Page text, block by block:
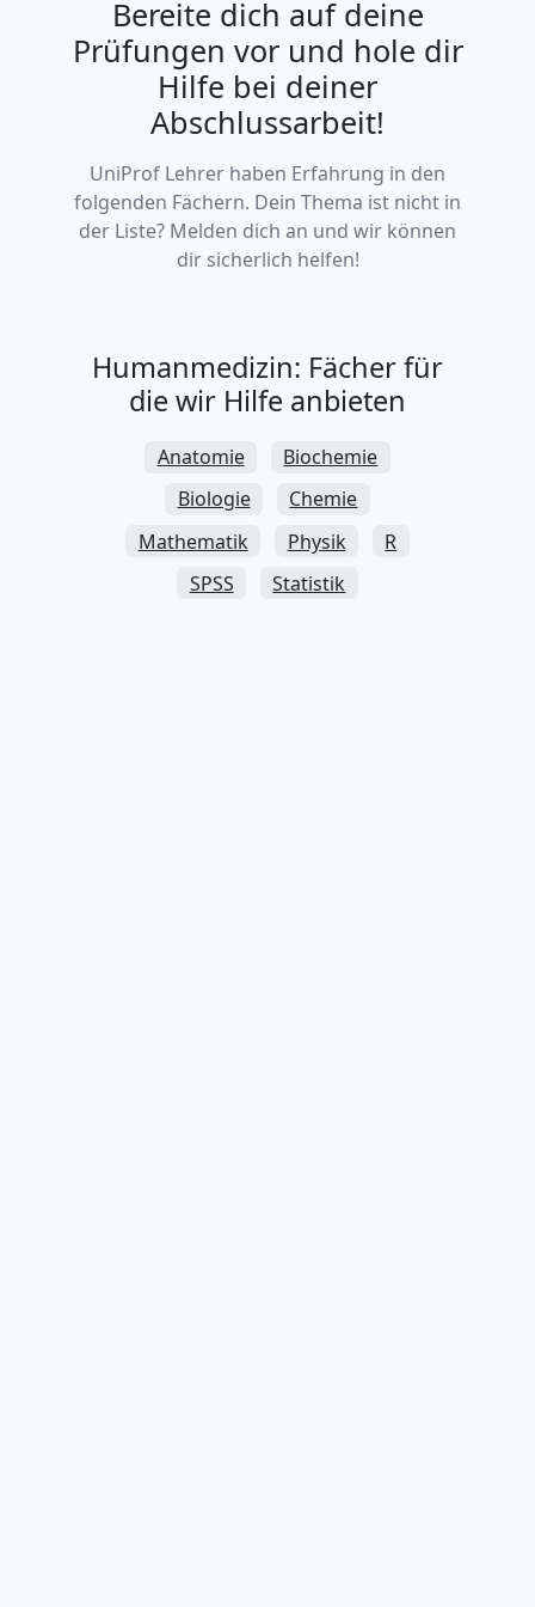
Kranischstein
Bereite dich auf deine
Prüfungen vor und hole dir
Hilfe bei deiner
Abschlussarbeit!
UniProf Lehrer haben Erfahrung in den
folgenden Fächern. Dein Thema ist nicht in
der Liste? Melden dich an und wir können
dir sicherlich helfen!
Humanmedizin: Fächer für
die wir Hilfe anbieten
Anatomie
Biochemie
Biologie
Chemie
Mathematik
Physik
R
SPSS
Statistik